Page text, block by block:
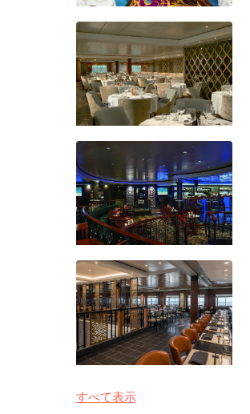
すべて表示